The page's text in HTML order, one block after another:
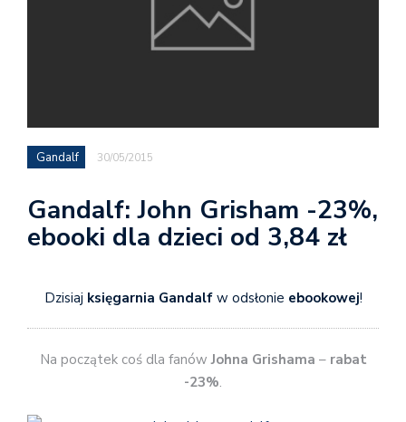
Gandalf 30/05/2015
Gandalf: John Grisham -23%,
ebooki dla dzieci od 3,84 zł
Dzisiaj księgarnia Gandalfw odsłonie ebookowej!
Na początek coś dla fanówJohna Grishama – rabat
-23%.